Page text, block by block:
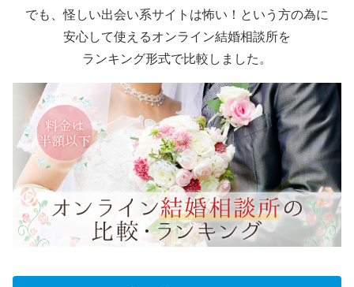
でも、怪しい出会い系サイトは怖い！という方の為に
安心して使えるオンライン結婚相談所を
ランキング形式で比較しました。